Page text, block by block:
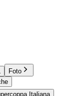
Foto
Italiana